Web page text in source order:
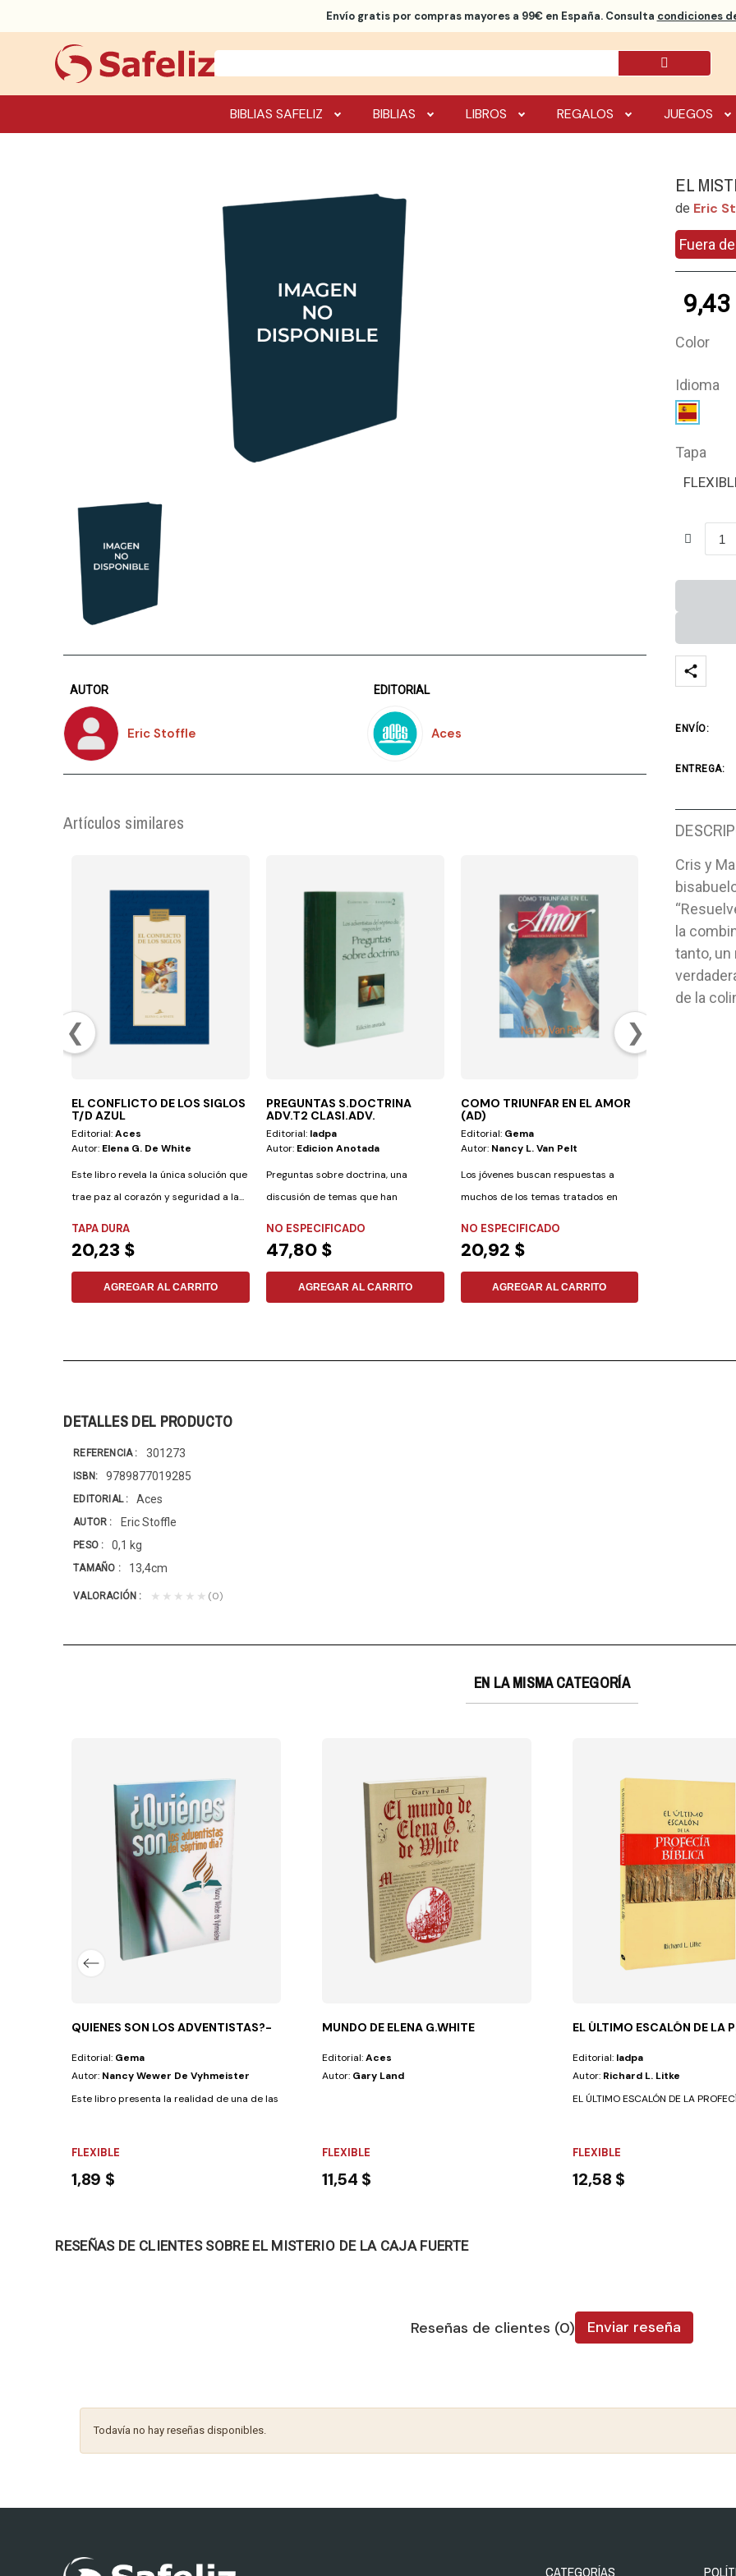
Envío gratispor compras mayores a 99€ en España. Consulta condiciones
BIBLIAS SAFELIZ BIBLIAS LIBROS REGALOS JUEGOS
AUTOR
Eric Stoffle
EDITORIAL
Aces
Artículos similares
❮ ❯
EL CONFLICTO DE LOS SIGLOS
T/D AZUL
Editorial:Aces
Autor: Elena G. De White
Este libro revela la única solución que
trae paz al corazón y seguridad a la...
TAPA DURA
20,23 $
AGREGAR AL CARRITO
PREGUNTAS S.DOCTRINA
ADV.T2 CLASI.ADV.
Editorial: Iadpa
Autor: Edicion Anotada
Preguntas sobre doctrina, una
discusión de temas que han
NO ESPECIFICADO
47,80 $
AGREGAR AL CARRITO
COMO TRIUNFAR EN EL AMOR
(AD)
Editorial: Gema
Autor: Nancy L. Van Pelt
Los jóvenes buscan respuestas a
muchos de los temas tratados en
NO ESPECIFICADO
20,92 $
AGREGAR AL CARRITO
EL
de Eric
Fuera
9,43
Color
Idioma
Tapa
ENVÍO:
ENTREGA:
Cris y
la
tanto,
de la
DETALLES DEL PRODUCTO
REFERENCIA 301273
ISBN 9789877019285
EDITORIAL Aces
AUTOR Eric Stoffle
PESO 0,1 kg
TAMAÑO 13,4cm
VALORACIÓN ★★★★★ (0)
EN LA MISMA CATEGORÍA
además de proveerte direcciones con...
QUIENES SON LOS ADVENTISTAS?-
Editorial: Gema
Autor: Nancy Wewer De Vyhmeister
Este libro presenta la realidad de una de las iglesias más influyentes en nuestra...
FLEXIBLE
1,89 $
MUNDO DE ELENA G.WHITE
Editorial:Aces
Autor: Gary Land
FLEXIBLE
11,54 $
EL ÚLTIMO ESCALÓN DE LA
Editorial: Iadpa
Autor: Richard L. Litke
EL ÚLTIMO ESCALÓN DE LA
FLEXIBLE
12,58 $
RESEÑAS DE CLIENTES SOBRE EL MISTERIO DE LA CAJA FUERTE
Reseñas de clientes (0) Enviar reseña
Todavía no hay reseñas disponibles.
CATEGORÍAS